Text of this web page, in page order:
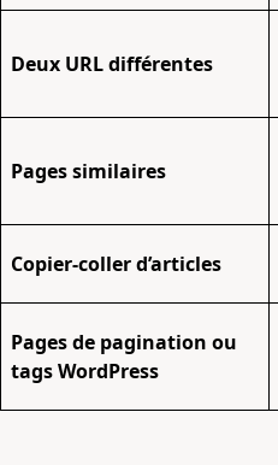
Deux URL différentes
Pages similaires
Copier-coller d’articles
Pages de pagination ou
tags WordPress